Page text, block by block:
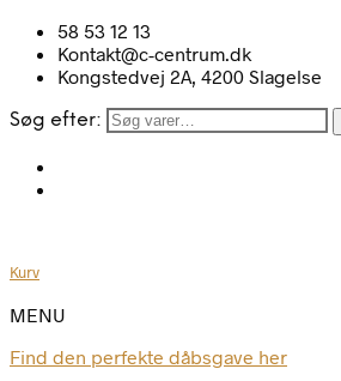
58 53 12 13
Kontakt@c-centrum.dk
Kongstedvej 2A, 4200 Slagelse
Søg efter:
Kurv
MENU
Find den perfekte dåbsgave her